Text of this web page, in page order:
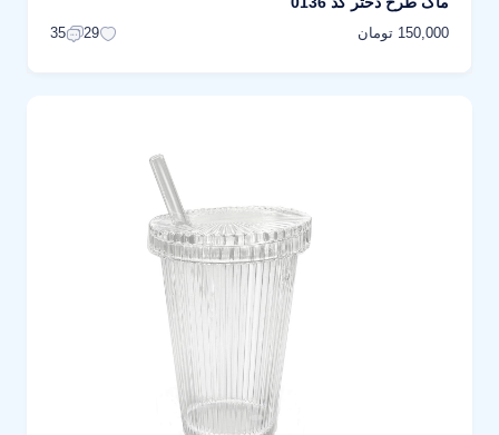
150,000 تومان 29
35